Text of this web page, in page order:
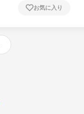
お気に入り